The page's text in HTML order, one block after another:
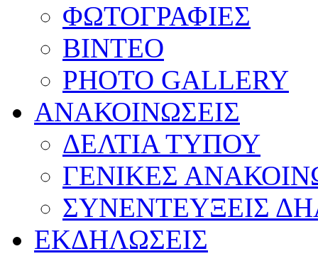
ΦΩΤΟΓΡΑΦΙΕΣ
ΒΙΝΤΕΟ
PHOTO GALLERY
ΑΝΑΚΟΙΝΩΣΕΙΣ
ΔΕΛΤΙΑ ΤΥΠΟΥ
ΓΕΝΙΚΕΣ
ΣΥΝΕΝΤΕΥΞΕΙΣ
ΕΚΔΗΛΩΣΕΙΣ